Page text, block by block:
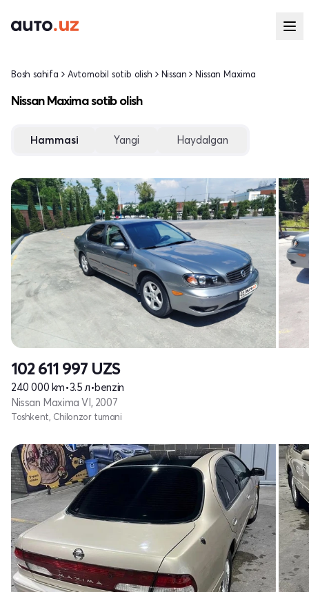
Bosh sahifa Avtomobil sotib olish Nissan Nissan Maxima
Nissan Maxima sotib olish
Hammasi Yangi Haydalgan
102 611 997 UZS
240 000 km•3.5 л•benzin
Nissan Maxima VI, 2007
Toshkent, Chilonzor tumani